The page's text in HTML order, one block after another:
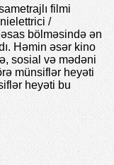
filmi
/
bölməsində ən
Həmin əsər kino
sosial və mədəni
münsiflər heyəti
heyəti bu